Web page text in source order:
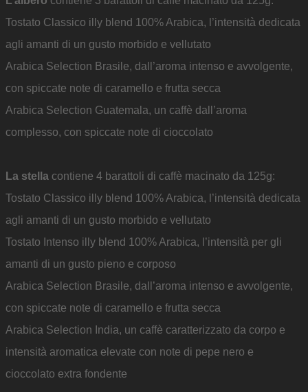
Tostato Classico illy blend 100% Arabica, l’intensità dedicata
agli amanti di un gusto morbido e vellutato
Arabica Selection Brasile, dall’aroma intenso e avvolgente,
con spiccate note di caramello e frutta secca
Arabica Selection Guatemala, un caffè dall’aroma
complesso, con spiccate note di cioccolato
La stella contiene 4 barattoli di caffè macinato da 125g:
Tostato Classico illy blend 100% Arabica, l’intensità dedicata
agli amanti di un gusto morbido e vellutato
Tostato Intenso illy blend 100% Arabica, l’intensità per gli
amanti di un gusto pieno e corposo
Arabica Selection Brasile, dall’aroma intenso e avvolgente,
con spiccate note di caramello e frutta secca
Arabica Selection India, un caffè caratterizzato da corpo e
intensità aromatica elevate con note di pepe nero e
cioccolato extra fondente